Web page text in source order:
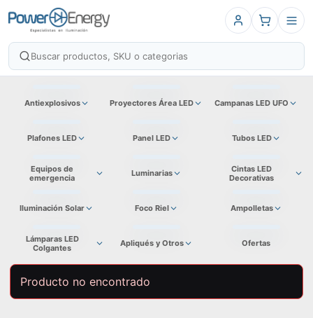
Antiexplosivos Proyectores Área LED Campanas LED UFO
Plafones LED Panel LED Tubos LED
Equipos de
emergencia
Luminarias
Cintas LED
Decorativas
Iluminación Solar Foco Riel Ampolletas
Lámparas LED
Colgantes
Apliqués y Otros Ofertas
Producto no encontrado